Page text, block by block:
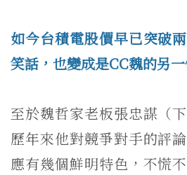
如今台積電股價早已突破
笑話，也變成是CC魏的另
至於魏哲家老板張忠謀（
歷年來他對競爭對手的評
應有幾個鮮明特色，不慌